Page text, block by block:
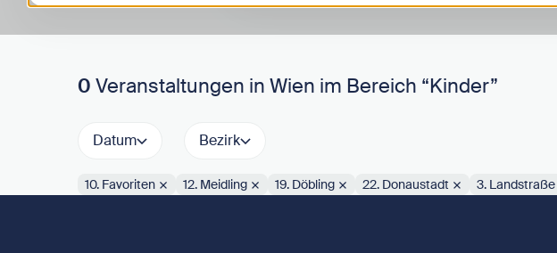
0 Veranstaltungen in Wien im Bereich “Kinder”
Datum Bezirk
Aktive Filter:
10. Favoriten 12. Meidling 19. Döbling 22. Donaustadt 3. Landstraße